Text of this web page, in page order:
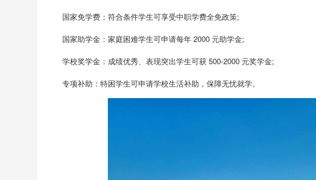
国家免学费：符合条件学生可享受中职学费全免政策;
国家助学金：家庭困难学生可申请每年 2000 元助学金;
学校奖学金：成绩优秀、表现突出学生可获 500-2000 元奖学金;
专项补助：特困学生可申请学校生活补助，保障无忧就学。